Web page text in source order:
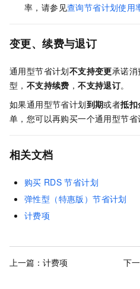
率，请参见查询节省计划使用
变更、续费与退订
通用型节省计划不支持变更承诺
型， 不支持续费 ，不支持退订。
如果通用型节省计划到期或者抵扣
单，您可以再购买一个通用型节省
相关文档
购买 RDS 节省计划
弹性型（特惠版）节省计划
计费项
上一篇： 计费项 下